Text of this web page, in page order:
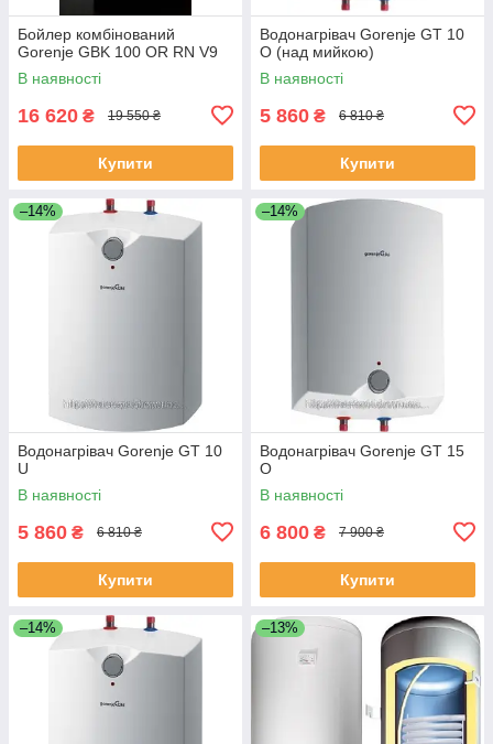
Бойлер комбінований
Gorenje GBK 100 OR RN V9
В наявності
16 620 ₴ 19 550 ₴
Купити
Водонагрівач Gorenje GT 10
O (над мийкою)
В наявності
5 860 ₴ 6 810 ₴
Купити
–14%
Водонагрівач Gorenje GT 10
U
В наявності
5 860 ₴ 6 810 ₴
Купити
–14%
Водонагрівач Gorenje GT 15
O
В наявності
6 800 ₴ 7 900 ₴
Купити
–14% –13%